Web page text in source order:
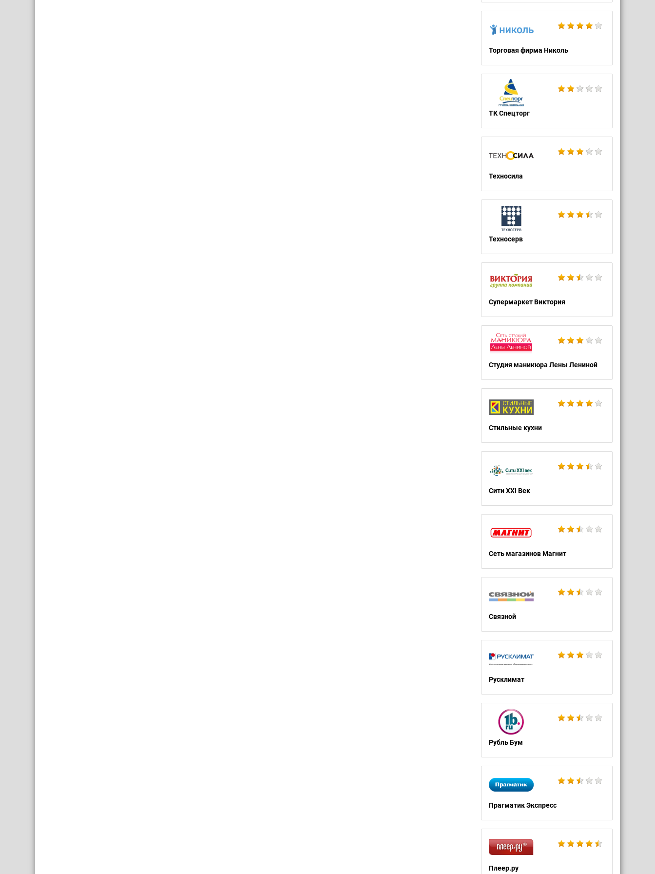
Торговая фирма Николь
ТК Спецторг
Техносила
Техносерв
Супермаркет Виктория
Студия маникюра Лены Лениной
Стильные кухни
Сити XXI Век
Сеть магазинов Магнит
Связной
Русклимат
Рубль Бум
Прагматик Экспресс
Плеер.ру